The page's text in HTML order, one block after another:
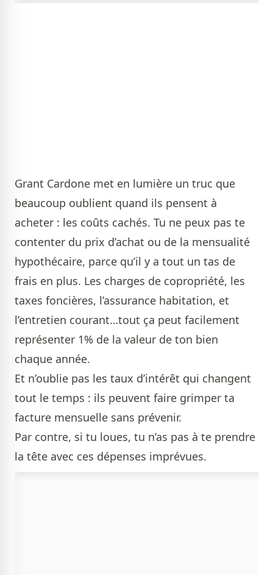
Grant Cardone met en lumière un truc que
beaucoup oublient quand ils pensent à
acheter : les coûts cachés. Tu ne peux pas te
contenter du prix d’achat ou de la mensualité
hypothécaire, parce qu’il y a tout un tas de
frais en plus. Les charges de copropriété, les
taxes foncières, l’assurance habitation, et
l’entretien courant…tout ça peut facilement
représenter 1% de la valeur de ton bien
chaque année.
Et n’oublie pas les taux d’intérêt qui changent
tout le temps : ils peuvent faire grimper ta
facture mensuelle sans prévenir.
Par contre, si tu loues, tu n’as pas à te prendre
la tête avec ces dépenses imprévues.